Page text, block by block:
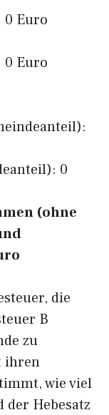
0 Euro
0 Euro
0
(ohne
die
B
zu
ihren
wie viel
der Hebesatz